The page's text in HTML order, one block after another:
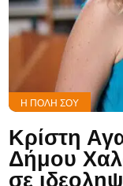
Η ΠΌΛΗ ΣΟΥ
Κρίστη
Δήμου
σε